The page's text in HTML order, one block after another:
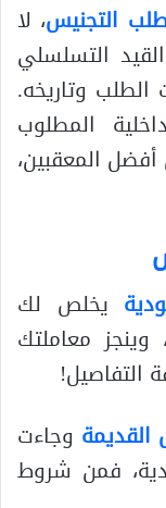
التجنيس، لا
التسلسلي
وتاريخه.
المطلوب
المعقبين،
يخلص لك
معاملتك
التفاصيل!
القديمة وجاءت
فمن شروط